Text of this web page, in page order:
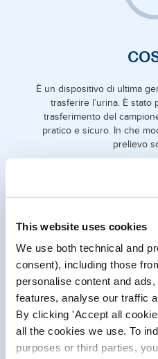
This website uses cookies
We use both technical and
consent), including those
personalise content and
features, analyse our traffic
By clicking 'Accept all
all the cookies we use. To
purposes or third parties,
È un dispositivo di ultima
trasferire l’urina. È
trasferimento del
pratico e sicuro. In che
prelievo
COSA